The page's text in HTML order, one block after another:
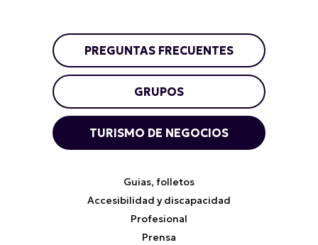
PREGUNTAS FRECUENTES
GRUPOS
TURISMO DE NEGOCIOS
Guias, folletos
Accesibilidad y discapacidad
Profesional
Prensa